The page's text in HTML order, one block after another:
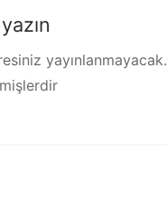
yayınlanmayacak.